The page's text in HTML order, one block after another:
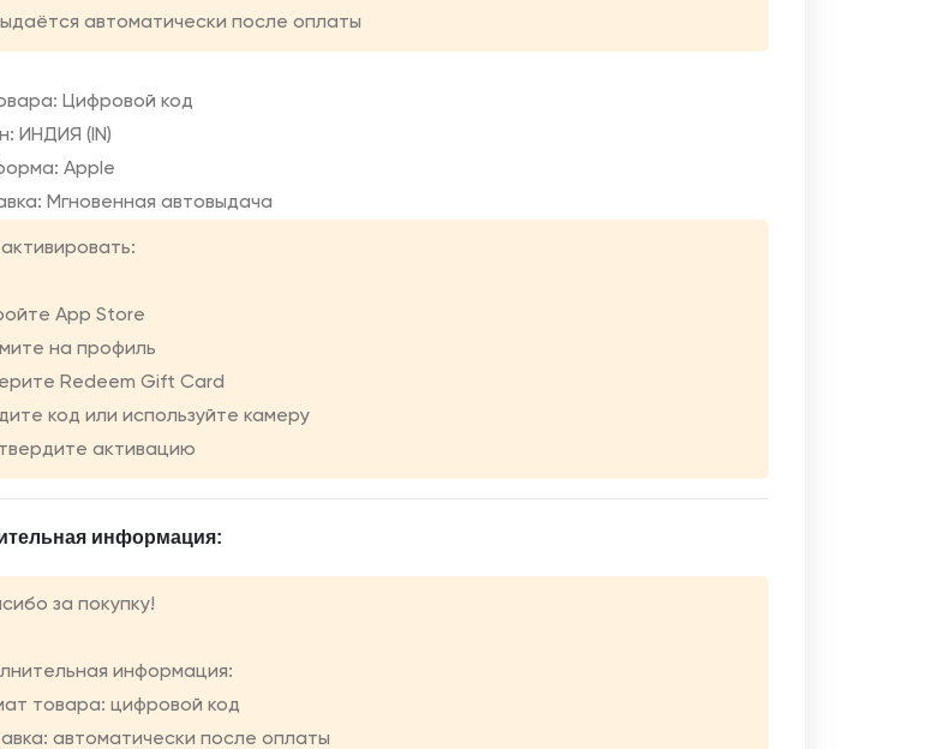
автоматически после оплаты
Цифровой код
ИНДИЯ (IN)
Apple
Мгновенная автовыдача
активировать:
App Store
на профиль
Redeem Gift Card
код или используйте камеру
активацию
информация:
за покупку!
информация:
товара: цифровой код
автоматически после оплаты